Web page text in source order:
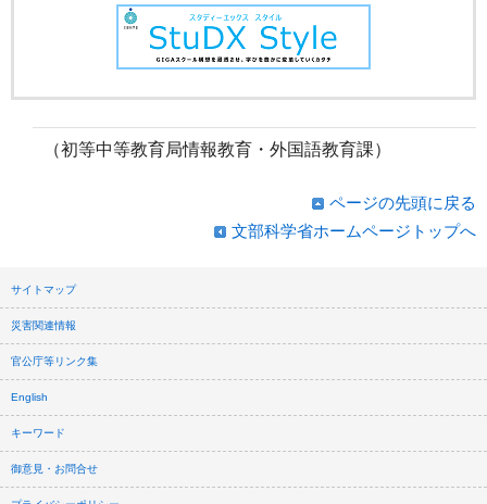
（初等中等教育局情報教育・外国語教育課）
ページの先頭に戻る
文部科学省ホームページトップへ
サイトマップ
災害関連情報
官公庁等リンク集
English
キーワード
御意見・お問合せ